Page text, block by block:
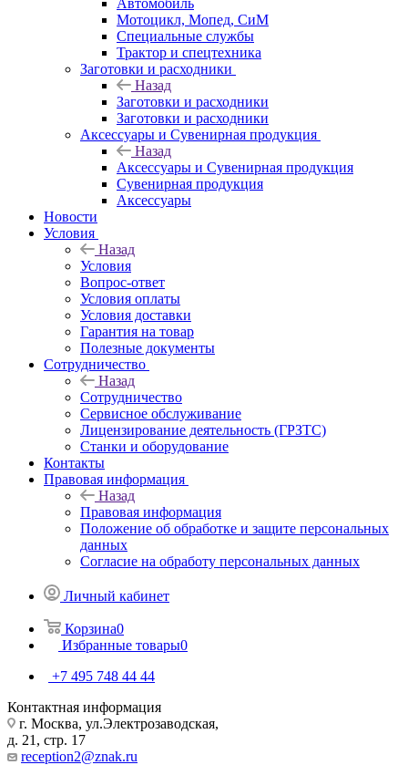
Автомобиль
Мотоцикл, Мопед, СиМ
Специальные службы
Трактор и спецтехника
Заготовки и расходники
Назад
Заготовки и расходники
Заготовки и расходники
Аксессуары и Сувенирная продукция
Назад
Аксессуары и Сувенирная продукция
Сувенирная продукция
Аксессуары
Новости
Условия
Назад
Условия
Вопрос-ответ
Условия оплаты
Условия доставки
Гарантия на товар
Полезные документы
Сотрудничество
Назад
Сотрудничество
Сервисное обслуживание
Лицензирование деятельность (ГРЗТС)
Станки и оборудование
Контакты
Правовая информация
Назад
Правовая информация
Положение об обработке и защите персональных
данных
Согласие на обработу персональных данных
Личный кабинет
Корзина0
Избранные товары0
+7 495 748 44 44
Контактная информация
г. Москва, ул.Электрозаводская,
д. 21, стр. 17
reception2@znak.ru